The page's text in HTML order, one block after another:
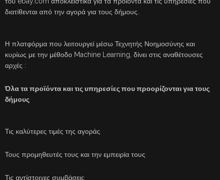
διατίθενται από την αγορά για τους δήμους.
Η πλατφόρμα που λειτουργεί μέσω Τεχνητής Νοημοσύνης και
κυρίως με την μέθοδο Machine Learning, δίνει στις αναθέτουσες
αρχές :
Όλα τα προϊόντα και τις υπηρεσίες που προορίζονται για τους
δήμους
Τις καλύτερες τιμές της αγοράς
Τους προμηθευτές τους και την εμπειρία τους
Τις αντίστοιχες συμβάσεις